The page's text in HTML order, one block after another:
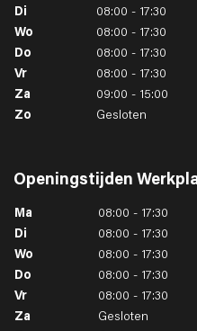
Di
08:00 - 17:30
Wo
08:00 - 17:30
Do
08:00 - 17:30
Vr
08:00 - 17:30
Za
09:00 - 15:00
Zo
Gesloten
Openingstijden
Ma
08:00 - 17:30
Di
08:00 - 17:30
Wo
08:00 - 17:30
Do
08:00 - 17:30
Vr
08:00 - 17:30
Za
Gesloten